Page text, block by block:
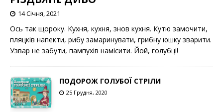
14 Січня, 2021
Ось так щороку. Кухня, кухня, знов кухня. Кутю замочити,
пляцків напекти, рибу замаринувати, грибну юшку зварити.
Узвар не забути, пампухів намісити. Йой, голубці!
ПОДОРОЖ ГОЛУБОЇ СТРІЛИ
25 Грудня, 2020